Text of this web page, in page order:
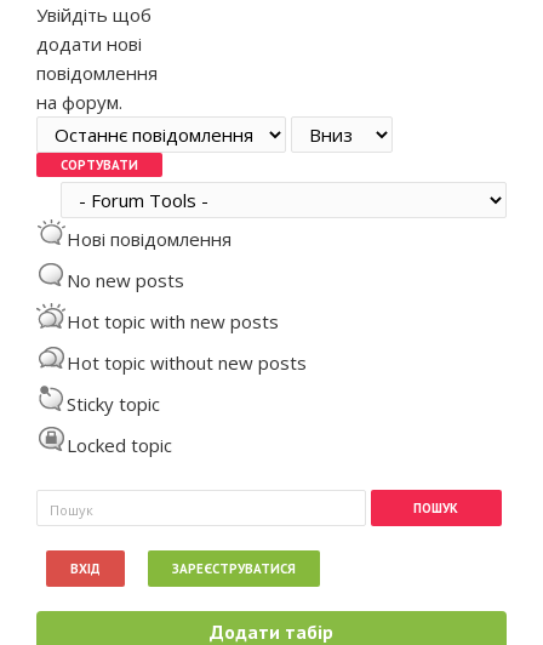
Увійдіть щоб
додати нові
повідомлення
на форум.
Order by
Сортувати
Нові повідомлення
No new posts
Hot topic with new posts
Hot topic without new posts
Sticky topic
Locked topic
Пошукова форма
Пошук
ВХІД ЗАРЕЄСТРУВАТИСЯ
Додати табір